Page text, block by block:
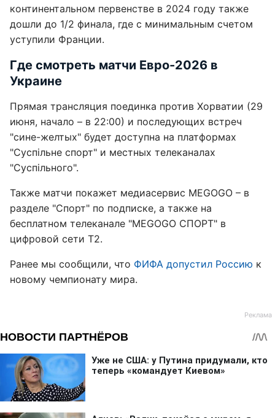
континентальном первенстве в 2024 году также
дошли до 1/2 финала, где с минимальным счетом
уступили Франции.
Где смотреть матчи Евро-2026 в
Украине
Прямая трансляция поединка против Хорватии (29
июня, начало – в 22:00) и последующих встреч
"сине-желтых" будет доступна на платформах
"Суспільне спорт" и местных телеканалах
"Суспільного".
Также матчи покажет медиасервис MEGOGO – в
разделе "Спорт" по подписке, а также на
бесплатном телеканале "MEGOGO СПОРТ" в
цифровой сети Т2.
Ранее мы сообщили, что ФИФА допустил Россию к
новому чемпионату мира.